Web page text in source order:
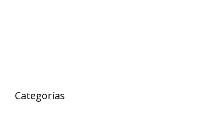
Categorías